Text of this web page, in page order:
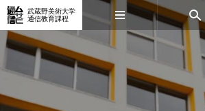
武蔵野美術大学
通信教育課程